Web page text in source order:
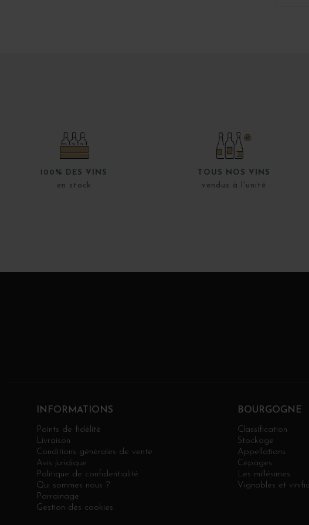
100% DES VINS
en stock
TOUS NOS VINS
vendus à l'unité
INFORMATIONS
Points de fidélité
Livraison
Conditions générales de vente
Avis juridique
Politique de confidentialité
Qui sommes-nous ?
Parrainage
Gestion des cookies
BOURGOGNE
Classification
Stockage
Appellations
Cépages
Les millésimes
Vignobles et